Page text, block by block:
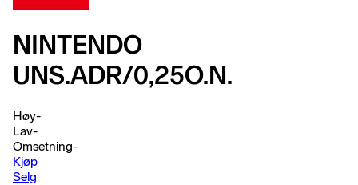
NINTENDO
UNS.ADR/0,25O.N.
Høy-
Lav-
Omsetning-
Kjøp
Selg